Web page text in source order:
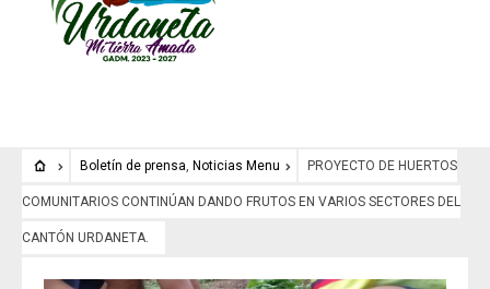
Boletín de prensa, Noticias Menu PROYECTO DE HUERTOS
COMUNITARIOS CONTINÚAN DANDO FRUTOS EN VARIOS SECTORES DEL
CANTÓN URDANETA.